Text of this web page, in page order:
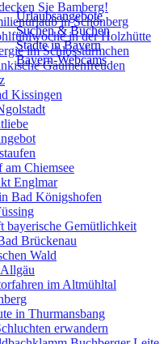
Urlaubsangebote
Suchen & Buchen
Städte in Bayern
Bayern-Webcams
Sie Bamberg!
in Schönberg
in der Holzhütte
im Schlosstürmchen
Gaumenfreuden
Kissingen
Chiemsee
Englmar
Bad Königshofen
bayerische Gemütlichkeit
Brückenau
Wald
im Altmühltal
in Thurmansbang
erwandern